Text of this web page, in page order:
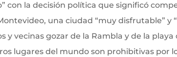
con la decisión política que significó
una ciudad “muy disfrutable” y
y vecinas gozar de la Rambla y de la playa
lugares del mundo son prohibitivas por